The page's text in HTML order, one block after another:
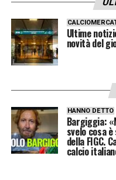
Ultime
novità del
HANNO DETTO
Bargiggia:
svelo cosa
della FIGC.
calcio